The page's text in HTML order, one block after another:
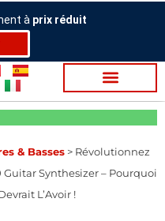
à prix réduit
& Basses> Révolutionnez
Guitar Synthesizer – Pourquoi
L’Avoir !